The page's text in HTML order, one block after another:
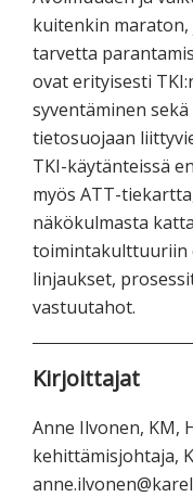
kuitenkin maraton,
tarvetta
ovat erityisesti
syventäminen
tietosuojaan
TKI-käytänteissä
myös ATT-
näkökulmasta
toimintakulttuuriin
linjaukset,
vastuutahot.
Kirjoittajat
Anne Ilvonen, KM,
kehittämisjohtaja,